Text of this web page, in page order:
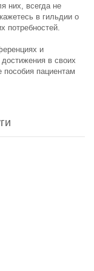
них, всегда не
в гильдии о
потребностей.
и
в своих
пациентам